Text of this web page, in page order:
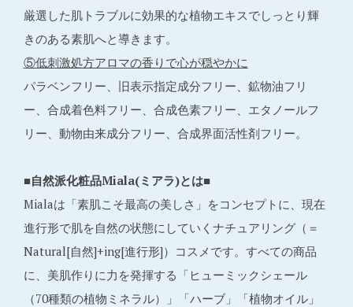
厳選した肌トラブルに効果的な植物エキスでしっとり輝
きのある素肌へと導きます。
⑤低刺激処方アロマの香りで心が穏やかに
パラベンフリー、旧表示指定成分フリー、鉱物油フリ
ー、合成着色料フリー、合成色素フリー、エタノールフ
リー、動物由来成分フリー、合成界面活性剤フリー。
■自然派化粧品Miala(ミアラ)とは■
Mialaは「素肌こそ最高の美しさ」をコンセプトに、現在
進行形で肌を自然の状態にしていくナチュアリング（＝
Natural[自然]+ing[進行形]）コスメです。すべての商品
に、美肌作りに力を発揮する「ヒューミックシェール
（70種類の植物ミネラル）」「ハーブ」「植物オイル」